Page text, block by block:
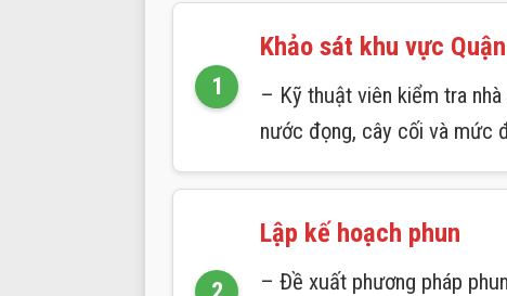
Khảo sát khu vực
– Kỹ thuật viên kiểm tra
nước đọng, cây cối và mức
Lập kế hoạch phun
– Đề xuất phương pháp